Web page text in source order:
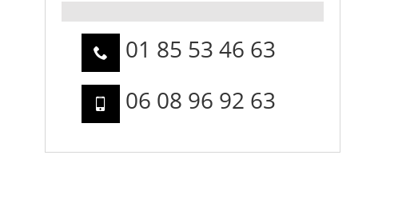
01 85 53 46 63
06 08 96 92 63